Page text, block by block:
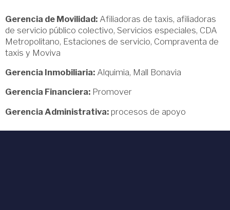
Gerencia de Movilidad: Afiliadoras de taxis, afiliadoras
de servicio público colectivo, Servicios especiales, CDA
Metropolitano, Estaciones de servicio, Compraventa de
taxis y Moviva
Gerencia Inmobiliaria: Alquimia, Mall Bonavia
Gerencia Financiera: Promover
Gerencia Administrativa: procesos de apoyo